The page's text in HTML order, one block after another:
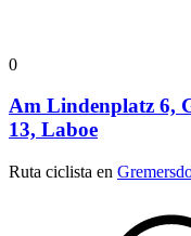
0
Am Lindenplatz 6,
13, Laboe
Ruta ciclista en